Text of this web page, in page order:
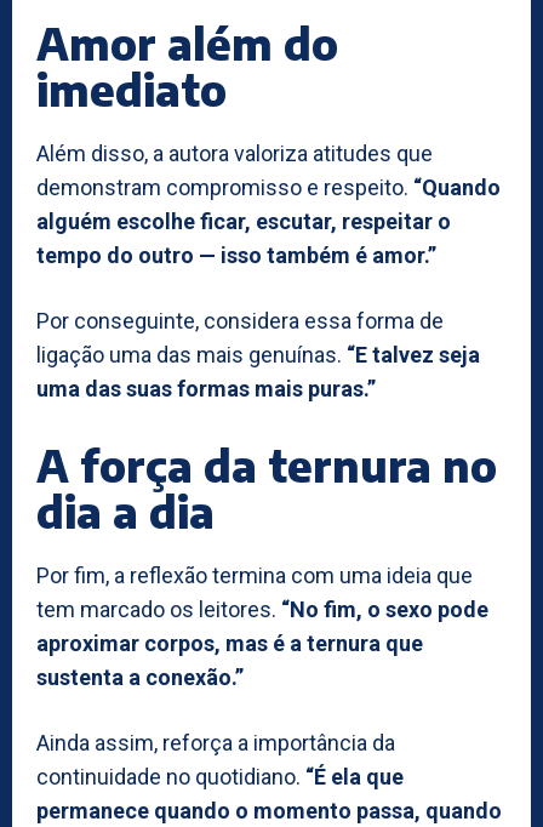
Amor além do
imediato
Além disso, a autora valoriza atitudes que
demonstram compromisso e respeito. “Quando
alguém escolhe ficar, escutar, respeitar o
tempo do outro — isso também é amor.”
Por conseguinte, considera essa forma de
ligação uma das mais genuínas. “E talvez seja
uma das suas formas mais puras.”
A força da ternura no
dia a dia
Por fim, a reflexão termina com uma ideia que
tem marcado os leitores. “No fim, o sexo pode
aproximar corpos, mas é a ternura que
sustenta a conexão.”
Ainda assim, reforça a importância da
continuidade no quotidiano. “É ela que
permanece quando o momento passa, quando